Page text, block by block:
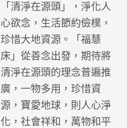
「清淨在源頭」，淨化人
心欲念，生活節約儉樸，
珍惜大地資源。「福慧
床」從善念出發，期待將
清淨在源頭的理念普遍推
廣，一物多用，珍惜資
源，寶愛地球，則人心淨
化，社會祥和，萬物和平